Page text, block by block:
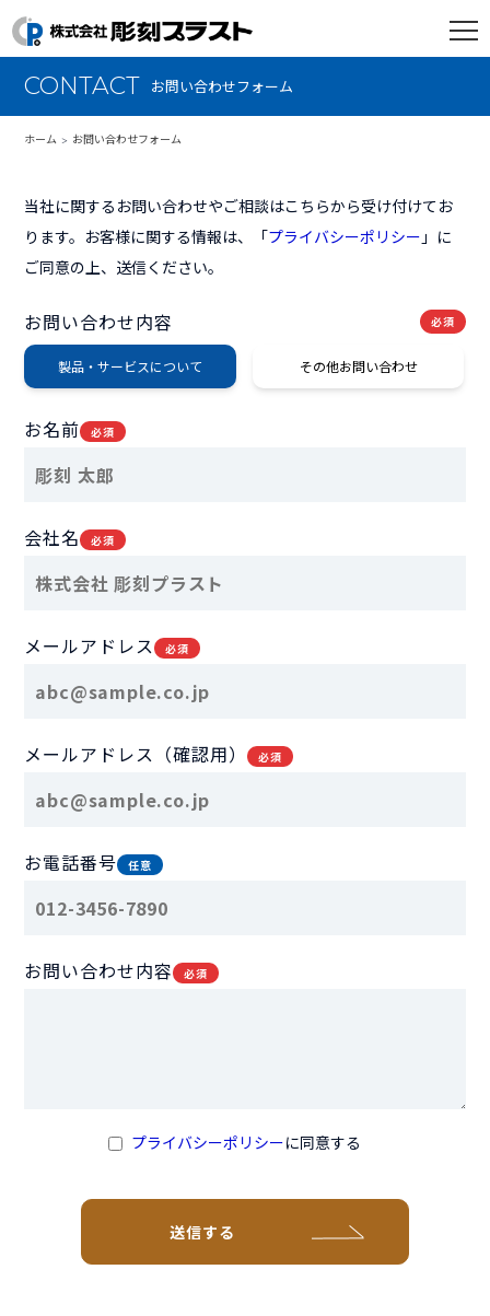
CONTACT お問い合わせフォーム
ホーム お問い合わせフォーム
当社に関するお問い合わせやご相談はこちらから受け付けてお
ります。お客様に関する情報は、「プライバシーポリシー 」に
ご同意の上、送信ください。
お問い合わせ内容 必須
製品・サービスについて その他お問い合わせ
お名前 必須
会社名 必須
メールアドレス 必須
メールアドレス（確認用） 必須
お電話番号 任意
お問い合わせ内容 必須
プライバシーポリシーに同意する